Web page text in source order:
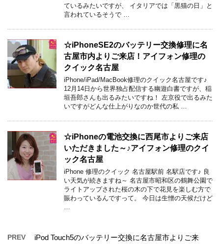
ているみたいですが、 イタリアでは「黒猫の日」と
言われているそうで …
☆iPhoneSE2のバッテリー交換修理に名
古屋市内よりご来店！アイフォン修理の
クイック名古屋
iPhone/iPad/MacBook修理のクイック名古屋です♪
12月14日から世界独占配信する幽遊白書ですが、稲
垣吾郎さんも出るみたいですね！ 左京役で出るみた
いですがどんな仕上がりなのか世代の私 …
☆iPhoneの電池交換に西尾市よりご来店
いただきました～♪アイフォン修理のクイ
ック名古屋
iPhone 修理のクイック 名古屋駅前 名駅店です♪ 良
い天気が続きますね～ 名古屋市昭和区の鶴舞公園で
ライトアップされた桜の木の下で花見を楽しむ方で
賑わっているんですって。 今日は生憎の天候だけど
PREV
iPod Touch5のバッテリー交換に名古屋市よりご来